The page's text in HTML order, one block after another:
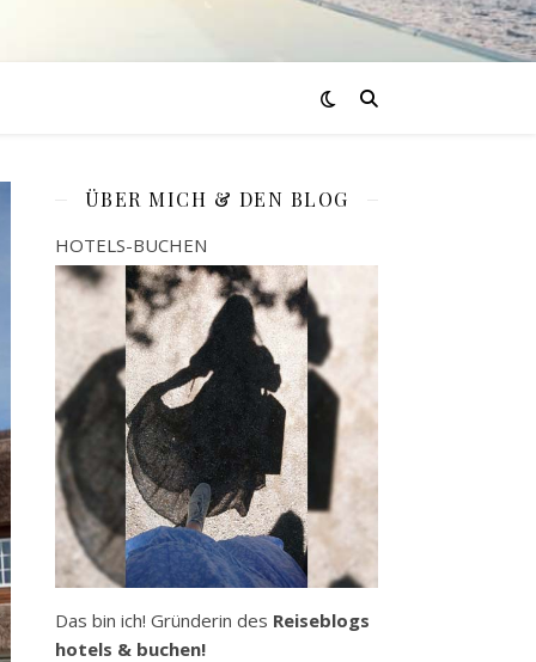
ÜBER MICH & DEN BLOG
HOTELS-BUCHEN
Das bin ich! Gründerin des Reiseblogs
hotels & buchen!